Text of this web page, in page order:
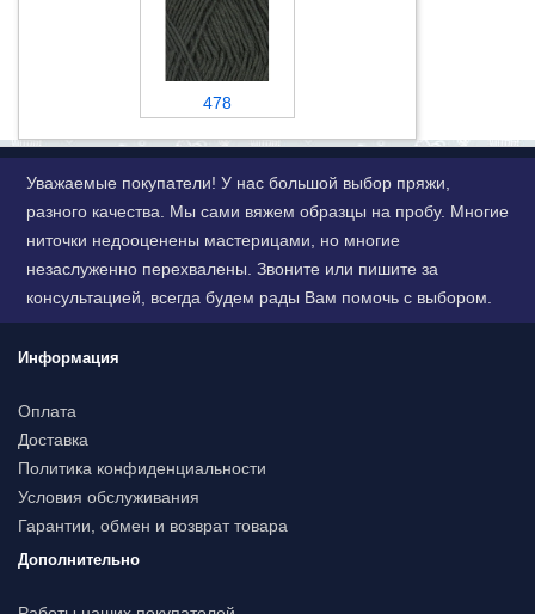
478
Уважаемые покупатели! У нас большой выбор пряжи,
разного качества. Мы сами вяжем образцы на пробу. Многие
ниточки недооценены мастерицами, но многие
незаслуженно перехвалены. Звоните или пишите за
консультацией, всегда будем рады Вам помочь с выбором.
Информация
Оплата
Доставка
Политика конфиденциальности
Условия обслуживания
Гарантии, обмен и возврат товара
Дополнительно